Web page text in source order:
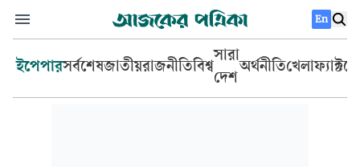
En
ইপেপারসর্বশেষজাতীয়রাজনীতিবিশ্ব
সারা
দেশ
অর্থনীতিখেলা